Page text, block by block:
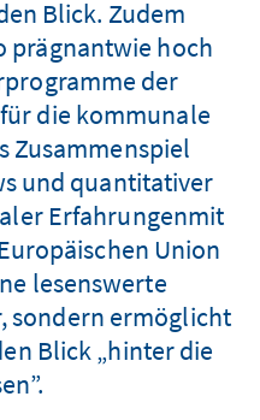
Blick. Zudem
prägnantwie hoch
der
die kommunale
Zusammenspiel
und quantitativer
Erfahrungenmit
Union
lesenswerte
sondern ermöglicht
Blick „hinter die